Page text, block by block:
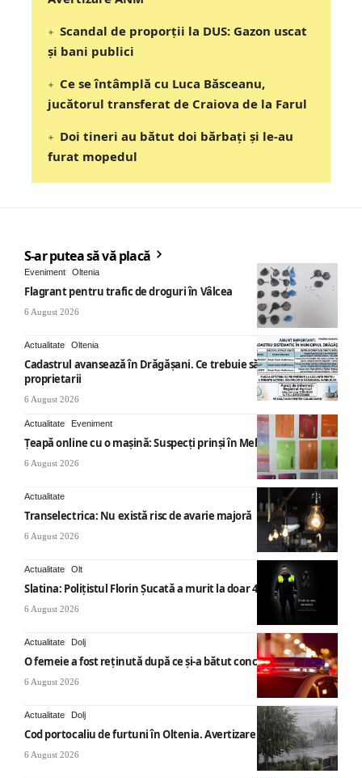
Scandal de proporții la DUS: Gazon uscat
și bani publici
Ce se întâmplă cu Luca Băsceanu,
jucătorul transferat de Craiova de la Farul
Doi tineri au bătut doi bărbați și le-au
furat mopedul
S-ar putea să vă placă
Eveniment Oltenia
Flagrant pentru trafic de droguri în Vâlcea
6 August 2026
Actualitate Oltenia
Cadastrul avansează în Drăgășani. Ce trebuie să știe
proprietarii
6 August 2026
Actualitate Eveniment
Țeapă online cu o mașină: Suspecți prinși în Mehedinți
6 August 2026
Actualitate
Transelectrica: Nu există risc de avarie majoră
6 August 2026
Actualitate Olt
Slatina: Poliţistul Florin Şucată a murit la doar 44 ani
6 August 2026
Actualitate Dolj
O femeie a fost reținută după ce și-a bătut concubinul
6 August 2026
Actualitate Dolj
Cod portocaliu de furtuni în Oltenia. Avertizare ANM
6 August 2026